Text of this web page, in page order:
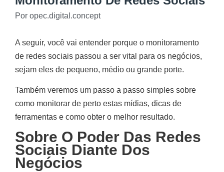
Por opec.digital.concept
A seguir, você vai entender porque o monitoramento
de redes sociais passou a ser vital para os negócios,
sejam eles de pequeno, médio ou grande porte.
Também veremos um passo a passo simples sobre
como monitorar de perto estas mídias, dicas de
ferramentas e como obter o melhor resultado.
Sobre O Poder Das Redes
Sociais Diante Dos
Negócios